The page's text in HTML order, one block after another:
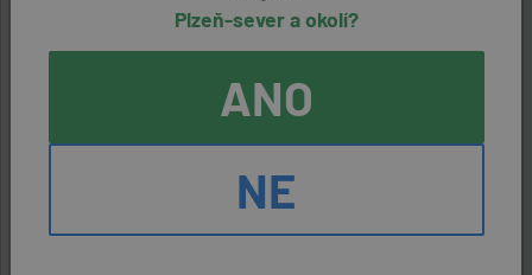
Kralovická zemědělská a.s.
Plzeň-sever a okolí?
ANO
NE